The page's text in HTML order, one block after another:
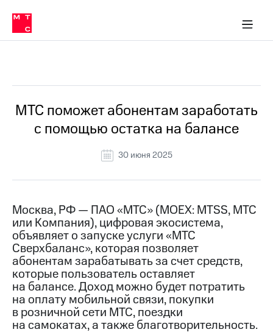
Медиа-центр
и акционерам
Устойчивое развитие
Комплаенс и деловая этика
компании
Карьера
История
компании
Руководство
Контакты
Медиа-центр
Пресс-
релизы
МТС
о технологиях
Достижения
в МТС
Пресс-
релизы
о технологиях
МТС поможет абонентам заработать
с помощью остатка на балансе
30 июня 2025
Москва, РФ — ПАО «МТС» (MOEX: MTSS, МТС
или Компания), цифровая экосистема,
объявляет о запуске услуги «МТС
Сверхбаланс», которая позволяет
абонентам зарабатывать за счет средств,
которые пользователь оставляет
на балансе. Доход можно будет потратить
на оплату мобильной связи, покупки
в розничной сети МТС, поездки
на самокатах, а также благотворительность.